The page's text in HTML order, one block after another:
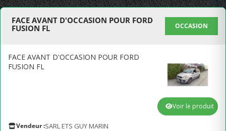
FACE AVANT D'OCCASION POUR FORD
FUSION FL
OCCASION
FACE AVANT D'OCCASION POUR FORD
FUSION FL
Vendeur :SARL ETS GUY MARIN
Voir le produit